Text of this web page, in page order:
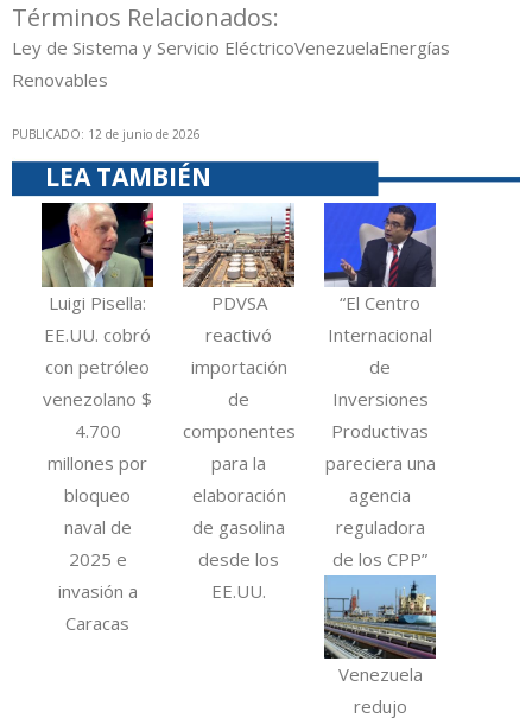
Términos Relacionados:
Ley de Sistema y Servicio EléctricoVenezuelaEnergías
Renovables
PUBLICADO: 12 de junio de 2026
LEA TAMBIÉN
Luigi Pisella:
EE.UU. cobró
con petróleo
venezolano $
4.700
millones por
bloqueo
naval de
2025 e
invasión a
Caracas
PDVSA
reactivó
importación
de
componentes
para la
elaboración
de gasolina
desde los
EE.UU.
“El Centro
Internacional
de
Inversiones
Productivas
pareciera una
agencia
reguladora
de los CPP”
Venezuela
redujo